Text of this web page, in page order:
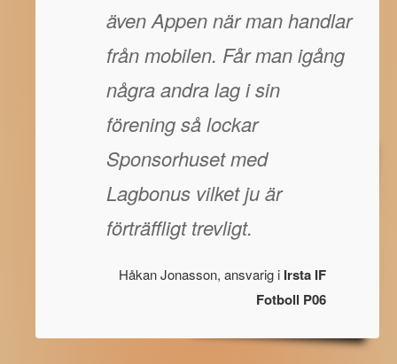
även Appen när man handlar
från mobilen. Får man igång
några andra lag i sin
förening så lockar
Sponsorhuset med
Lagbonus vilket ju är
förträffligt trevligt.
Håkan Jonasson, ansvarig i Irsta IF
Fotboll P06